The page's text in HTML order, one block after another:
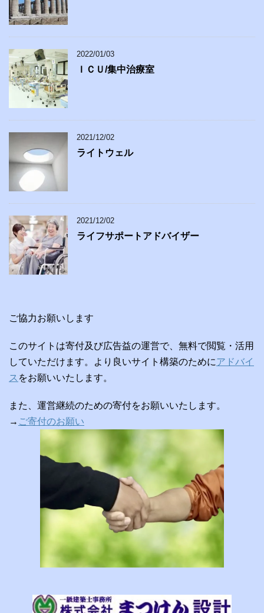
2022/01/03
ＩＣＵ/集中治療室
2021/12/02
ライトウェル
2021/12/02
ライフサポートアドバイザー
ご協力お願いします
このサイトは寄付及び広告益の運営で、無料で閲覧・活用
していただけます。より良いサイト構築のためにアドバイ
ス をお願いいたします。
また、運営継続のための寄付をお願いいたします。
→ ご寄付のお願い